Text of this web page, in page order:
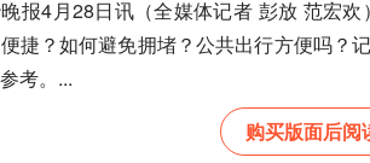
4月28日讯（全媒体记者 彭放 范宏欢
捷？如何避免拥堵？公共出行方便吗？
考。...
购买版面后阅